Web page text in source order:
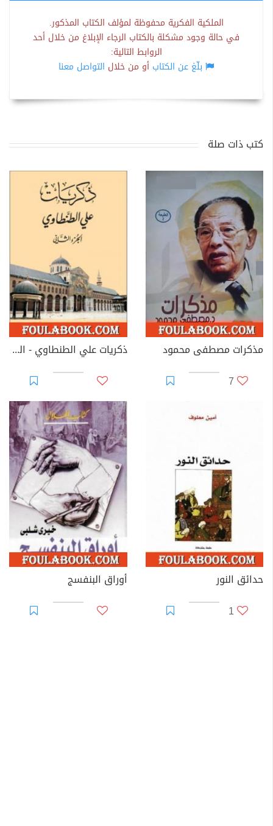
الملكية الفكرية محفوظة لمؤلف الكتاب المذكور.
في حالة وجود مشكلة بالكتاب الرجاء الإبلاغ من خلال أحد
الروابط التالية:
بلّغ عن الكتاب أو من خلال التواصل معنا
كتب ذات صلة
مذكرات مصطفى محمود
7
ذكريات علي الطنطاوي - الجزء الثاني
حدائق النور
1
أوراق البنفسج